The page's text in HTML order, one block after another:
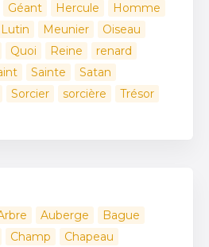
Géant Hercule
Homme
Lutin Meunier
Oiseau
Quoi Reine
renard
Sainte
Satan
Sorcier sorcière
Trésor
Auberge
Bague
Champ
Chapeau